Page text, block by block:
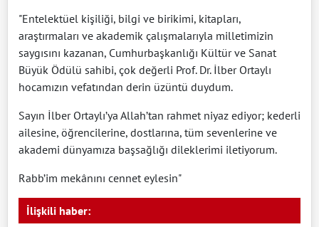
"Entelektüel kişiliği, bilgi ve birikimi, kitapları,
araştırmaları ve akademik çalışmalarıyla milletimizin
saygısını kazanan, Cumhurbaşkanlığı Kültür ve Sanat
Büyük Ödülü sahibi, çok değerli Prof. Dr. İlber Ortaylı
hocamızın vefatından derin üzüntü duydum.
Sayın İlber Ortaylı’ya Allah’tan rahmet niyaz ediyor; kederli
ailesine, öğrencilerine, dostlarına, tüm sevenlerine ve
akademi dünyamıza başsağlığı dileklerimi iletiyorum.
Rabb’im mekânını cennet eylesin"
İlişkili haber: